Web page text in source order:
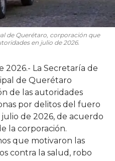
de Querétaro, corporación que
en julio de 2026.
2026.- La Secretaría de
de Querétaro
de las autoridades
por delitos del fuero
de 2026, de acuerdo
la corporación.
que motivaron las
contra la salud, robo